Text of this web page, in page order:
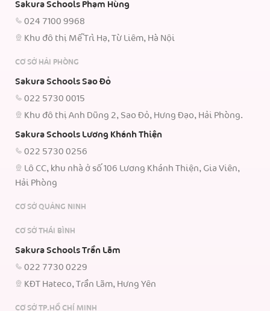
Sakura Schools Phạm Hùng
024 7100 9968
Khu đô thị Mễ Trì Hạ, Từ Liêm, Hà Nội
CƠ SỞ HẢI PHÒNG
Sakura Schools Sao Đỏ
022 5730 0015
Khu đô thị Anh Dũng 2, Sao Đỏ, Hưng Đạo, Hải Phòng.
Sakura Schools Lương Khánh Thiện
022 5730 0256
Lô CC, khu nhà ở số 106 Lương Khánh Thiện, Gia Viên,
Hải Phòng
CƠ SỞ QUẢNG NINH
CƠ SỞ THÁI BÌNH
Sakura Schools Trần Lãm
022 7730 0229
KĐT Hateco, Trần Lãm, Hưng Yên
CƠ SỞ TP.HỒ CHÍ MINH